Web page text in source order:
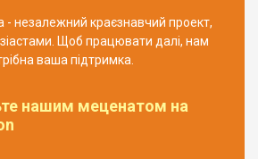
- незалежний краєзнавчий проект,
Щоб працювати далі, нам
ваша підтримка.
нашим меценатом на